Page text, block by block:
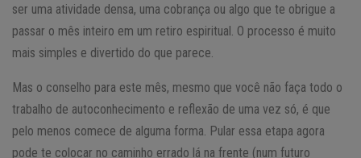
ser uma atividade densa, uma cobrança ou algo que te obrigue a
passar o mês inteiro em um retiro espiritual. O processo é muito
mais simples e divertido do que parece.
Mas o conselho para este mês, mesmo que você não faça todo o
trabalho de autoconhecimento e reflexão de uma vez só, é que
pelo menos comece de alguma forma. Pular essa etapa agora
pode te colocar no caminho errado lá na frente (num futuro